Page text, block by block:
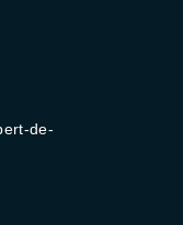
de-